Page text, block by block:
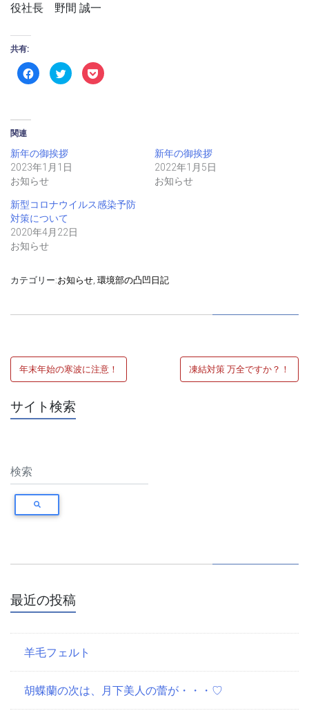
役社長 野間 誠一
共有:
Facebook
で
ッ
ク
し
て
く
さ
い
(新
し
い
ウ
ィ
ウ
で
ク
リ
(新
し
い
ド
ウ
開
き
ク
リ
ン
ド
関連
新年の御挨拶
2023年1月1日
お知らせ
新年の御挨拶
2022年1月5日
お知らせ
新型コロナウイルス感染予防
対策について
2020年4月22日
お知らせ
カテゴリー:お知らせ, 環境部の凸凹日記
投
稿
ナ
ゲ
ー
シ
ン
年末年始の寒波に注意！ 凍結対策 万全ですか？！
サイト検索
最近の投稿
羊毛フェルト
胡蝶蘭の次は、月下美人の蕾が・・・♡